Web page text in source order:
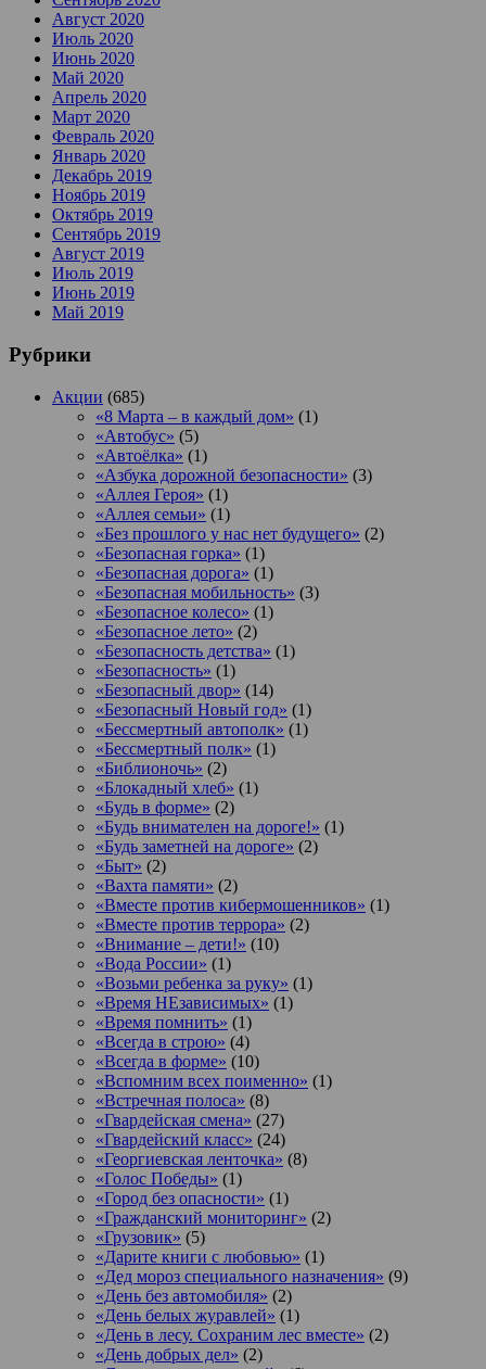
Август 2020
Июль 2020
Июнь 2020
Май 2020
Апрель 2020
Март 2020
Февраль 2020
Январь 2020
Декабрь 2019
Ноябрь 2019
Октябрь 2019
Сентябрь 2019
Август 2019
Июль 2019
Июнь 2019
Май 2019
Рубрики
Акции (685)
«8 Марта – в каждый дом» (1)
«Автобус» (5)
«Автоёлка» (1)
«Азбука дорожной безопасности» (3)
«Аллея Героя» (1)
«Аллея семьи» (1)
«Без прошлого у нас нет будущего» (2)
«Безопасная горка» (1)
«Безопасная дорога» (1)
«Безопасная мобильность» (3)
«Безопасное колесо» (1)
«Безопасное лето» (2)
«Безопасность детства» (1)
«Безопасность» (1)
«Безопасный двор» (14)
«Безопасный Новый год» (1)
«Бессмертный автополк» (1)
«Бессмертный полк» (1)
«Библионочь» (2)
«Блокадный хлеб» (1)
«Будь в форме» (2)
«Будь внимателен на дороге!» (1)
«Будь заметней на дороге» (2)
«Быт» (2)
«Вахта памяти» (2)
«Вместе против кибермошенников» (1)
«Вместе против террора» (2)
«Внимание – дети!» (10)
«Вода России» (1)
«Возьми ребенка за руку» (1)
«Время НЕзависимых» (1)
«Время помнить» (1)
«Всегда в строю» (4)
«Всегда в форме» (10)
«Вспомним всех поименно» (1)
«Встречная полоса» (8)
«Гвардейская смена» (27)
«Гвардейский класс» (24)
«Георгиевская ленточка» (8)
«Голос Победы» (1)
«Город без опасности» (1)
«Гражданский мониторинг» (2)
«Грузовик» (5)
«Дарите книги с любовью» (1)
«Дед мороз специального назначения» (9)
«День без автомобиля» (2)
«День белых журавлей» (1)
«День в лесу. Сохраним лес вместе» (2)
«День добрых дел» (2)